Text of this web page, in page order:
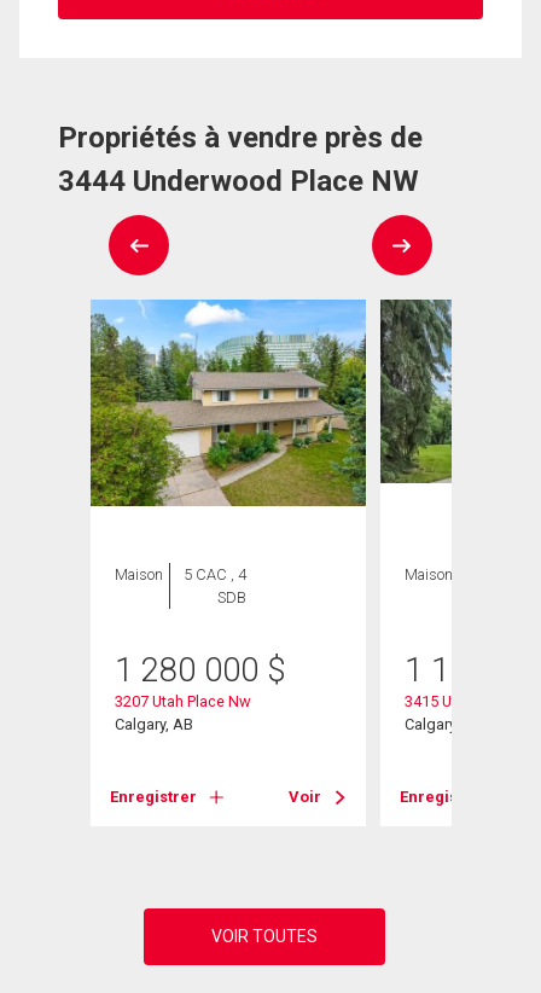
Propriétés à vendre près de
3444 Underwood Place NW
Maison
5 CAC , 4
SDB
1 280 000 $
3207 Utah Place Nw
Calgary, AB
Enregistrer Voir
Maison
1 100
3415 Utah
Calgary, AB
Enregistrer